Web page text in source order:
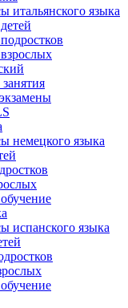
итальянского языка
немецкого языка
испанского языка